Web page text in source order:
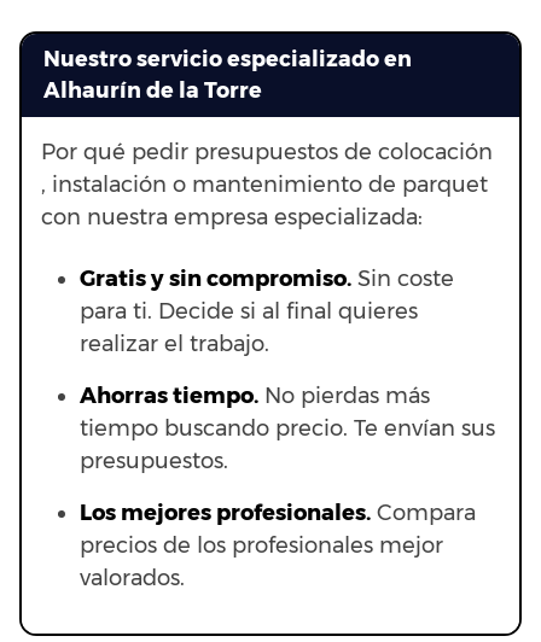
Nuestro servicio especializado en
Alhaurín de la Torre
Por qué pedir presupuestos de colocación
, instalación o mantenimiento de parquet
con nuestra empresa especializada:
Gratis y sin compromiso. Sin coste
para ti. Decide si al final quieres
realizar el trabajo.
Ahorras tiempo. No pierdas más
tiempo buscando precio. Te envían sus
presupuestos.
Los mejores profesionales. Compara
precios de los profesionales mejor
valorados.